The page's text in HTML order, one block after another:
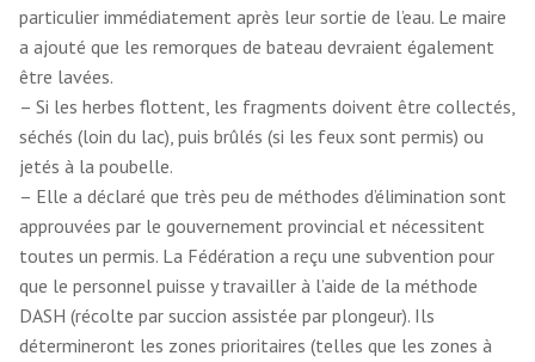
particulier immédiatement après leur sortie de l’eau. Le maire
a ajouté que les remorques de bateau devraient également
être lavées.
– Si les herbes flottent, les fragments doivent être collectés,
séchés (loin du lac), puis brûlés (si les feux sont permis) ou
jetés à la poubelle.
– Elle a déclaré que très peu de méthodes d’élimination sont
approuvées par le gouvernement provincial et nécessitent
toutes un permis. La Fédération a reçu une subvention pour
que le personnel puisse y travailler à l’aide de la méthode
DASH (récolte par succion assistée par plongeur). Ils
détermineront les zones prioritaires (telles que les zones à